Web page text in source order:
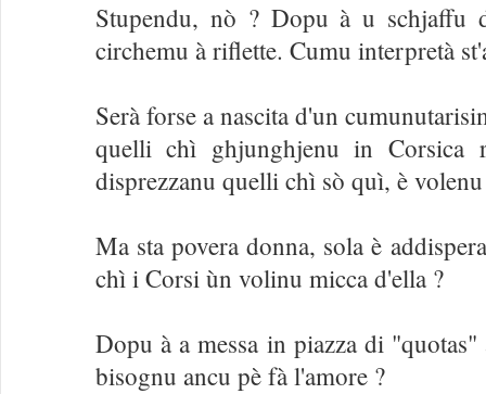
Stupendu, nò ? Dopu à u schjaffu
circhemu à riflette. Cumu interpretà
Serà forse a nascita d'un
quelli chì ghjunghjenu in Corsica
disprezzanu quelli chì sò quì, è
Ma sta povera donna, sola è
chì i Corsi ùn volinu micca d'ella ?
Dopu à a messa in piazza di
bisognu ancu pè fà l'amore ?